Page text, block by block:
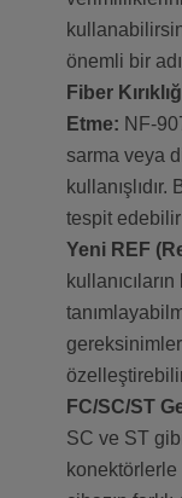
önemli bir
Fiber
Etme: NF-
sarma veya
tespit
Yeni REF
FC/SC/ST
SC ve ST